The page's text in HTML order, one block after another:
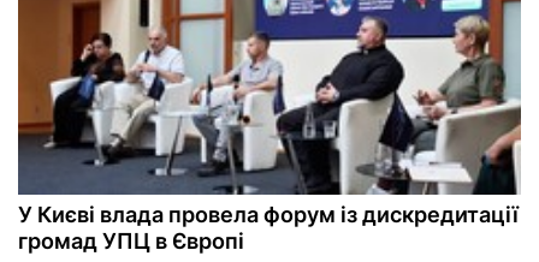
У Києві влада провела форум із дискредитації
громад УПЦ в Європі